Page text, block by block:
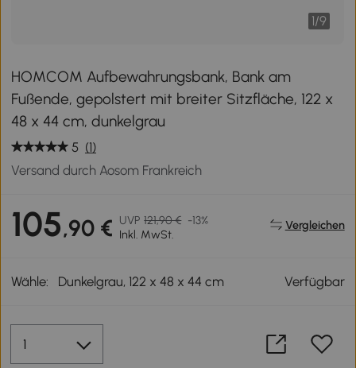
1/9
HOMCOM Aufbewahrungsbank, Bank am
Fußende, gepolstert mit breiter Sitzfläche, 122 x
48 x 44 cm, dunkelgrau
5 (1)
Versand durch Aosom Frankreich
105,90 € UVP 121,90 € -13%
Inkl. MwSt.
Vergleichen
Wähle: Dunkelgrau, 122 x 48 x 44 cm Verfügbar